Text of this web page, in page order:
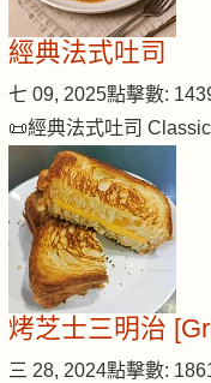
經典法式吐司
七 09, 2025點擊數:
📜經典法式吐司
烤芝士三明治
三 28, 2024點擊數: